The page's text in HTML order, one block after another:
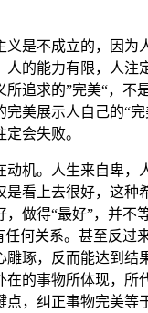
义是不成立的，因为
人的能力有限，人注
追求的”完美“，不
完美展示人自己的“
会失败。
动机。人生来自卑，
是看上去很好，这种
，做得“最好”，并不
任何关系。甚至反过
雕琢，反而能达到结
在的事物所体现，所
点，纠正事物完美等